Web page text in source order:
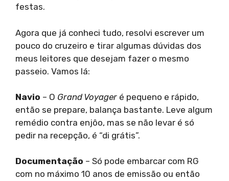
festas.
Agora que já conheci tudo, resolvi escrever um
pouco do cruzeiro e tirar algumas dúvidas dos
meus leitores que desejam fazer o mesmo
passeio. Vamos lá:
Navio – O Grand Voyager é pequeno e rápido,
então se prepare, balança bastante. Leve algum
remédio contra enjôo, mas se não levar é só
pedir na recepção, é “di grátis”.
Documentação – Só pode embarcar com RG
com no máximo 10 anos de emissão ou então